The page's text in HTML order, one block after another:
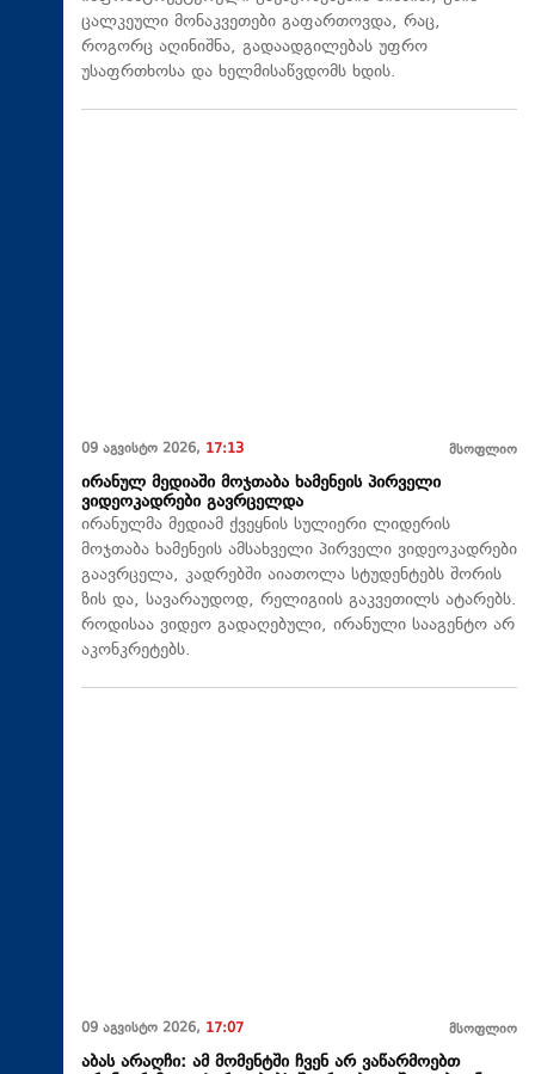
ცალკეული მონაკვეთები გაფართოვდა, რაც,
როგორც აღინიშნა, გადაადგილებას უფრო
უსაფრთხოსა და ხელმისაწვდომს ხდის.
09 აგვისტო 2026, 17:13 მსოფლიო
ირანულ მედიაში მოჯთაბა ხამენეის პირველი
ვიდეოკადრები გავრცელდა
ირანულმა მედიამ ქვეყნის სულიერი ლიდერის
მოჯთაბა ხამენეის ამსახველი პირველი ვიდეოკადრები
გაავრცელა, კადრებში აიათოლა სტუდენტებს შორის
ზის და, სავარაუდოდ, რელიგიის გაკვეთილს ატარებს.
როდისაა ვიდეო გადაღებული, ირანული სააგენტო არ
აკონკრეტებს.
09 აგვისტო 2026, 17:07 მსოფლიო
აბას არაღჩი: ამ მომენტში ჩვენ არ ვაწარმოებთ